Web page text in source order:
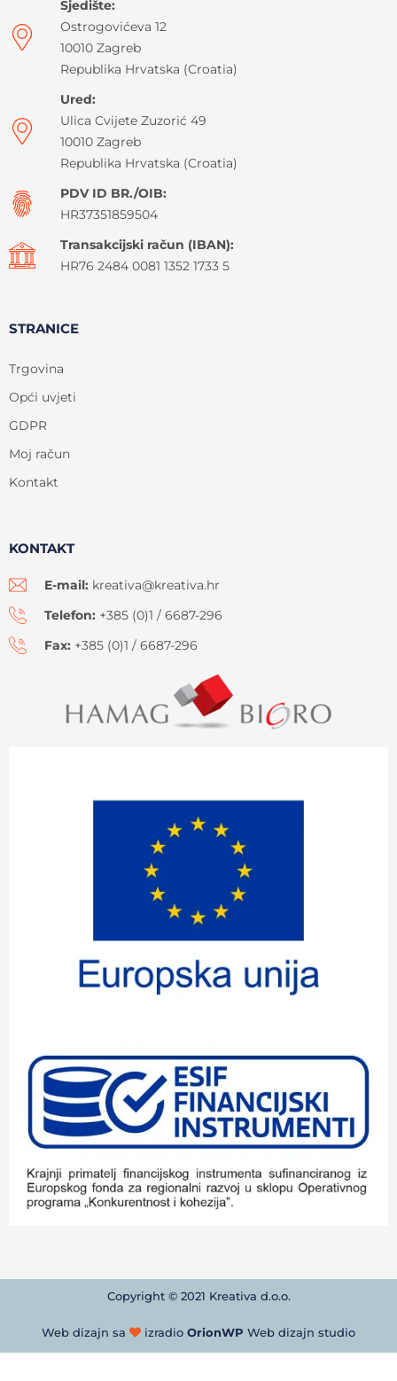
Sjedište:
Ostrogovićeva 12
10010 Zagreb
Republika Hrvatska (Croatia)
Ured:
Ulica Cvijete Zuzorić 49
10010 Zagreb
Republika Hrvatska (Croatia)
PDV ID BR./OIB:
HR37351859504
Transakcijski račun (IBAN):
HR76 2484 0081 1352 1733 5
STRANICE
Trgovina
Opći uvjeti
GDPR
Moj račun
Kontakt
KONTAKT
E-mail: kreativa@kreativa.hr
Telefon: +385 (0)1 / 6687-296
Fax: +385 (0)1 / 6687-296
Copyright © 2021 Kreativa d.o.o.
Web dizajn sa izradio OrionWP Web dizajn studio